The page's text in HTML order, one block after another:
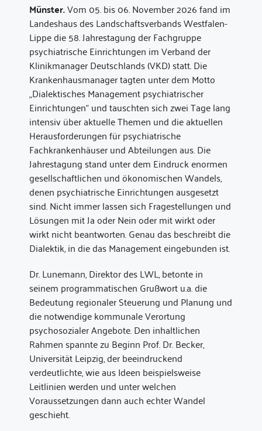
Münster.Vom 05. bis 06. November 2026 fand im
Landeshaus des Landschaftsverbands Westfalen-
Lippe die 58. Jahrestagung der Fachgruppe
psychiatrische Einrichtungen im Verband der
Klinikmanager Deutschlands (VKD) statt. Die
Krankenhausmanager tagten unter dem Motto
„Dialektisches Management psychiatrischer
Einrichtungen“ und tauschten sich zwei Tage lang
intensiv über aktuelle Themen und die aktuellen
Herausforderungen für psychiatrische
Fachkrankenhäuser und Abteilungen aus. Die
Jahrestagung stand unter dem Eindruck enormen
gesellschaftlichen und ökonomischen Wandels,
denen psychiatrische Einrichtungen ausgesetzt
sind. Nicht immer lassen sich Fragestellungen und
Lösungen mit Ja oder Nein oder mit wirkt oder
wirkt nicht beantworten. Genau das beschreibt die
Dialektik, in die das Management eingebunden ist.
Dr. Lunemann, Direktor des LWL, betonte in
seinem programmatischen Grußwort u.a. die
Bedeutung regionaler Steuerung und Planung und
die notwendige kommunale Verortung
psychosozialer Angebote. Den inhaltlichen
Rahmen spannte zu Beginn Prof. Dr. Becker,
Universität Leipzig, der beeindruckend
verdeutlichte, wie aus Ideen beispielsweise
Leitlinien werden und unter welchen
Voraussetzungen dann auch echter Wandel
geschieht.